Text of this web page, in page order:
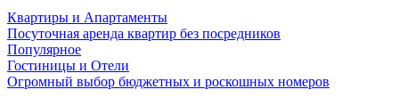
Квартиры и Апартаменты
Посуточная аренда квартир без посредников
Популярное
Гостиницы и Отели
Огромный выбор бюджетных и роскошных номеров